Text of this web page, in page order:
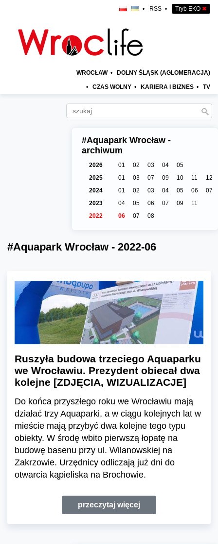
• RSS • Tryb EKO ✖
WROCŁAW • DOLNY ŚLĄSK (AGLOMERACJA)
• CZAS WOLNY • KARIERA I BIZNES • TV
#Aquapark Wrocław -
archiwum
2026 01 02 03 04
05
2025
01 03 07 09 10 11
12
2024
01 02 03 04 05 06
07
2023
04 05 06 07 09
11
2022
06 07 08
#Aquapark Wrocław - 2022-06
Ruszyła budowa trzeciego Aquaparku
we Wrocławiu. Prezydent obiecał dwa
kolejne [ZDJĘCIA, WIZUALIZACJE]
Do końca przyszłego roku we Wrocławiu mają
działać trzy Aquaparki, a w ciągu kolejnych lat w
mieście mają przybyć dwa kolejne tego typu
obiekty. W środę wbito pierwszą łopatę na
budowę basenu przy ul. Wilanowskiej na
Zakrzowie. Urzędnicy odliczają już dni do
otwarcia kąpieliska na Brochowie.
przeczytaj więcej